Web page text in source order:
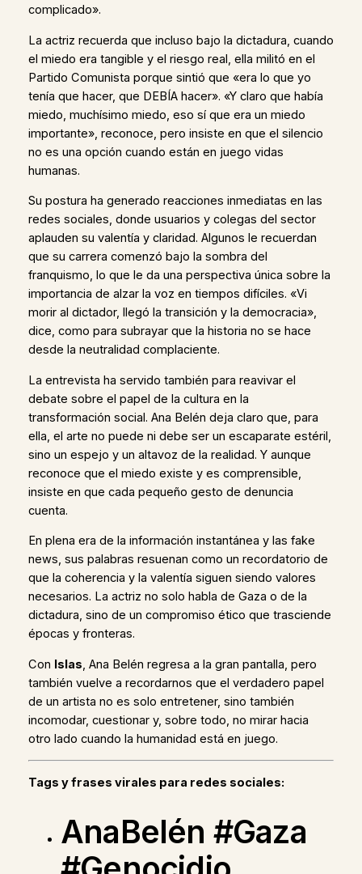
complicado».
La actriz recuerda que incluso bajo la dictadura, cuando
el miedo era tangible y el riesgo real, ella militó en el
Partido Comunista porque sintió que «era lo que yo
tenía que hacer, que DEBÍA hacer». «Y claro que había
miedo, muchísimo miedo, eso sí que era un miedo
importante», reconoce, pero insiste en que el silencio
no es una opción cuando están en juego vidas
humanas.
Su postura ha generado reacciones inmediatas en las
redes sociales, donde usuarios y colegas del sector
aplauden su valentía y claridad. Algunos le recuerdan
que su carrera comenzó bajo la sombra del
franquismo, lo que le da una perspectiva única sobre la
importancia de alzar la voz en tiempos difíciles. «Vi
morir al dictador, llegó la transición y la democracia»,
dice, como para subrayar que la historia no se hace
desde la neutralidad complaciente.
La entrevista ha servido también para reavivar el
debate sobre el papel de la cultura en la
transformación social. Ana Belén deja claro que, para
ella, el arte no puede ni debe ser un escaparate estéril,
sino un espejo y un altavoz de la realidad. Y aunque
reconoce que el miedo existe y es comprensible,
insiste en que cada pequeño gesto de denuncia
cuenta.
En plena era de la información instantánea y las fake
news, sus palabras resuenan como un recordatorio de
que la coherencia y la valentía siguen siendo valores
necesarios. La actriz no solo habla de Gaza o de la
dictadura, sino de un compromiso ético que trasciende
épocas y fronteras.
Con Islas, Ana Belén regresa a la gran pantalla, pero
también vuelve a recordarnos que el verdadero papel
de un artista no es solo entretener, sino también
incomodar, cuestionar y, sobre todo, no mirar hacia
otro lado cuando la humanidad está en juego.
Tags y frases virales para redes sociales:
AnaBelén #Gaza